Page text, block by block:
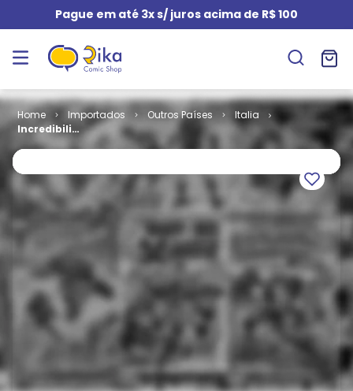
Pague em até 3x s/ juros acima de R$ 100
Importados Outros Países
Italia
Incredibili